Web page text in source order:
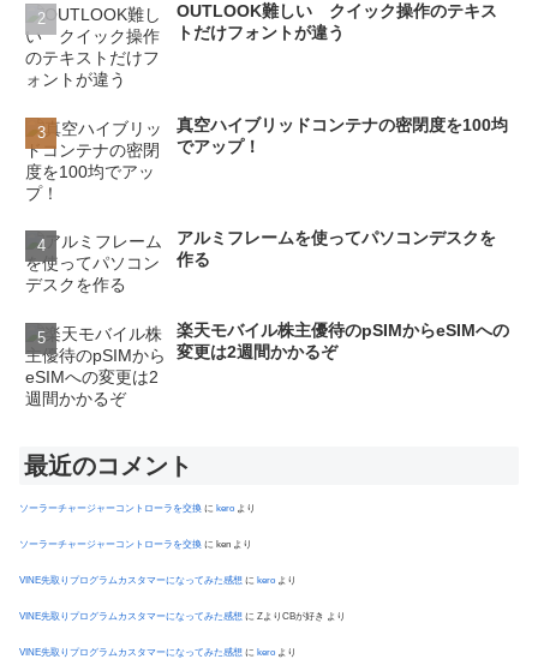
OUTLOOK難しい クイック操作のテキス
トだけフォントが違う
真空ハイブリッドコンテナの密閉度を100均
でアップ！
アルミフレームを使ってパソコンデスクを
作る
楽天モバイル株主優待のpSIMからeSIMへの
変更は2週間かかるぞ
最近のコメント
ソーラーチャージャーコントローラを交換 に kero より
ソーラーチャージャーコントローラを交換 に ken より
VINE先取りプログラムカスタマーになってみた感想 に kero より
VINE先取りプログラムカスタマーになってみた感想 に ZよりCBが好き より
VINE先取りプログラムカスタマーになってみた感想 に kero より